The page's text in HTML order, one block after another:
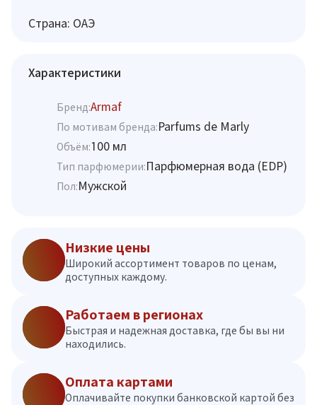
Страна: ОАЭ
Характеристики
Бренд:Armaf
По мотивам бренда:Parfums de Marly
Объём:100 мл
Тип парфюмерии:Парфюмерная вода (EDP)
Пол:Мужской
Низкие цены
Широкий ассортимент товаров по ценам,
доступных каждому.
Работаем в регионах
Быстрая и надежная доставка, где бы вы ни
находились.
Оплата картами
Оплачивайте покупки банковской картой без